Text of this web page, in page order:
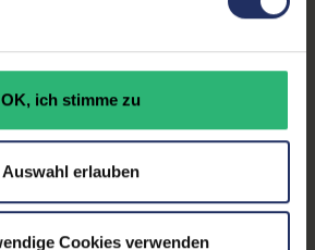
OK, ich stimme zu
Auswahl erlauben
Cookies verwenden
9010362023174
271 x 569 x 432 mm